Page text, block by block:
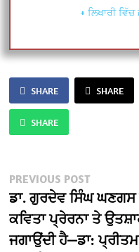
+ ਲਿਖਾਰੀ
SHARE SHARE
SHARE
Post
navigation
PREVIOUS POSTPrevious
post:
ਡਾ. ਗੁਰਦੇਵ ਸਿੰਘ ਘਣਗਸ
ਕਵਿਤਾ ਪ੍ਰੇਰਨਾ ਤੇ
ਜਗਾਉਂਦੀ ਹੈ—ਡਾ: ਪ੍ਰੀਤਮ